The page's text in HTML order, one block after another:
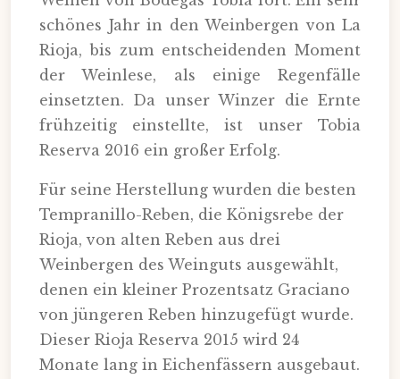
schönes Jahr in den Weinbergen von La
Rioja, bis zum entscheidenden Moment
der Weinlese, als einige Regenfälle
einsetzten. Da unser Winzer die Ernte
frühzeitig einstellte, ist unser Tobia
Reserva 2016 ein großer Erfolg.
Für seine Herstellung wurden die besten
Tempranillo-Reben, die Königsrebe der
Rioja, von alten Reben aus drei
Weinbergen des Weinguts ausgewählt,
denen ein kleiner Prozentsatz Graciano
von jüngeren Reben hinzugefügt wurde.
Dieser Rioja Reserva 2015 wird 24
Monate lang in Eichenfässern ausgebaut.